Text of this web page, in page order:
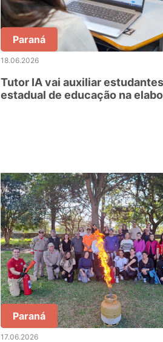
Paraná
18.06.2026
Tutor IA vai auxiliar
estadual de educação na
Paraná
17.06.2026